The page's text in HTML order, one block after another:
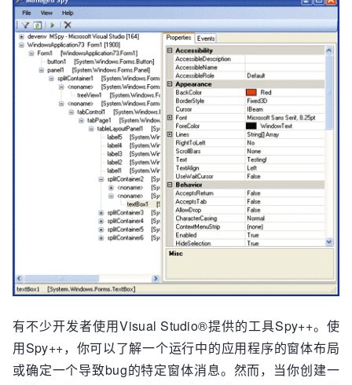
有不少开发者使用Visual Studio®提供的工具Spy++。使
用Spy++，你可以了解一个运行中的应用程序的窗体布局
或确定一个导致bug的特定窗体消息。然而，当你创建一